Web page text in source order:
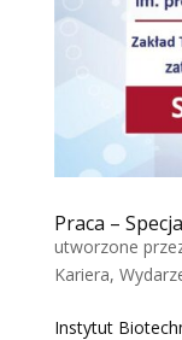
Praca –
utworzone
Kariera,
Instytut